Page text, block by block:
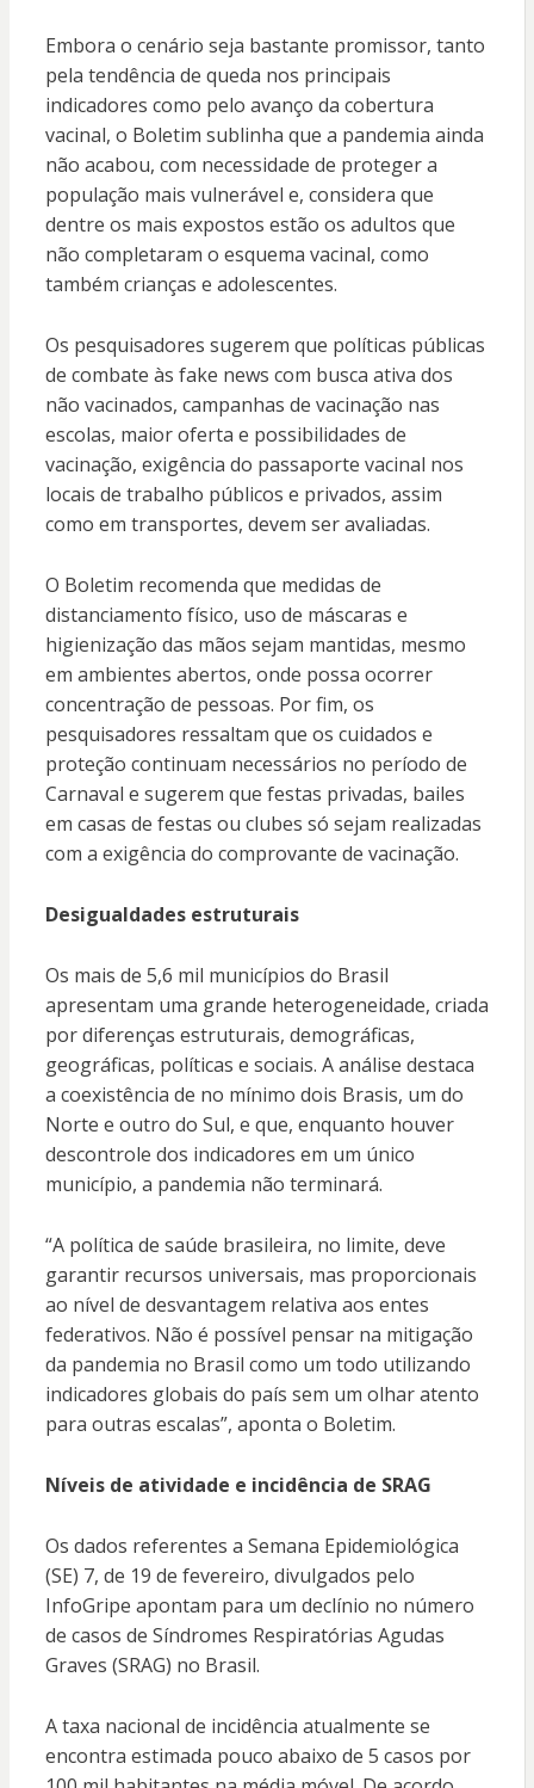
Embora o cenário seja bastante promissor, tanto
pela tendência de queda nos principais
indicadores como pelo avanço da cobertura
vacinal, o Boletim sublinha que a pandemia ainda
não acabou, com necessidade de proteger a
população mais vulnerável e, considera que
dentre os mais expostos estão os adultos que
não completaram o esquema vacinal, como
também crianças e adolescentes.
Os pesquisadores sugerem que políticas públicas
de combate às fake news com busca ativa dos
não vacinados, campanhas de vacinação nas
escolas, maior oferta e possibilidades de
vacinação, exigência do passaporte vacinal nos
locais de trabalho públicos e privados, assim
como em transportes, devem ser avaliadas.
O Boletim recomenda que medidas de
distanciamento físico, uso de máscaras e
higienização das mãos sejam mantidas, mesmo
em ambientes abertos, onde possa ocorrer
concentração de pessoas. Por fim, os
pesquisadores ressaltam que os cuidados e
proteção continuam necessários no período de
Carnaval e sugerem que festas privadas, bailes
em casas de festas ou clubes só sejam realizadas
com a exigência do comprovante de vacinação.
Desigualdades estruturais
Os mais de 5,6 mil municípios do Brasil
apresentam uma grande heterogeneidade, criada
por diferenças estruturais, demográficas,
geográficas, políticas e sociais. A análise destaca
a coexistência de no mínimo dois Brasis, um do
Norte e outro do Sul, e que, enquanto houver
descontrole dos indicadores em um único
município, a pandemia não terminará.
“A política de saúde brasileira, no limite, deve
garantir recursos universais, mas proporcionais
ao nível de desvantagem relativa aos entes
federativos. Não é possível pensar na mitigação
da pandemia no Brasil como um todo utilizando
indicadores globais do país sem um olhar atento
para outras escalas”, aponta o Boletim.
Níveis de atividade e incidência de SRAG
Os dados referentes a Semana Epidemiológica
(SE) 7, de 19 de fevereiro, divulgados pelo
InfoGripe apontam para um declínio no número
de casos de Síndromes Respiratórias Agudas
Graves (SRAG) no Brasil.
A taxa nacional de incidência atualmente se
encontra estimada pouco abaixo de 5 casos por